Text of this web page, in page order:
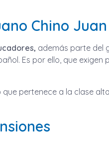
Chino Juan
además parte del
Es por ello, que exigen
pertenece a la clase